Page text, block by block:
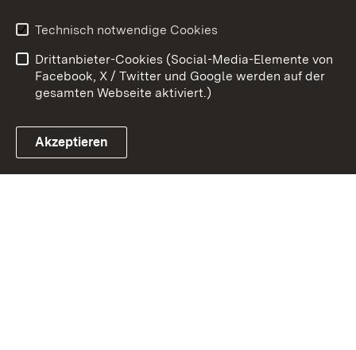
Link zum Landesportal
Datenschutz
Barrierefreiheit
Impressum
Cookies
Technisch notwendige Cookies
Drittanbieter-Cookies (Social-Media-Elemente von
Facebook, X / Twitter und Google werden auf der
gesamten Webseite aktiviert.)
Akzeptieren